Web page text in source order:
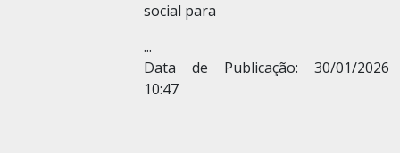
social para
...
Data de Publicação: 30/01/2026
10:47